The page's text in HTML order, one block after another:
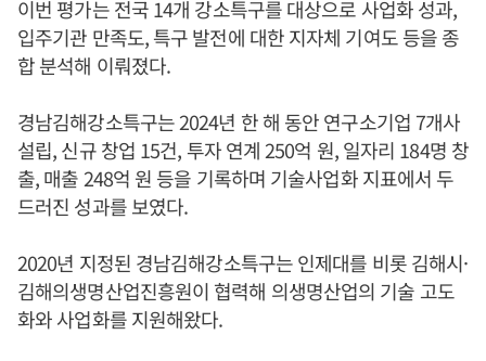
이번 평가는 전국 14개 강소특구를 대상으로 사업화 성과,
입주기관 만족도, 특구 발전에 대한 지자체 기여도 등을 종
합 분석해 이뤄졌다.
경남김해강소특구는 2024년 한 해 동안 연구소기업 7개사
설립, 신규 창업 15건, 투자 연계 250억 원, 일자리 184명 창
출, 매출 248억 원 등을 기록하며 기술사업화 지표에서 두
드러진 성과를 보였다.
2020년 지정된 경남김해강소특구는 인제대를 비롯 김해시·
김해의생명산업진흥원이 협력해 의생명산업의 기술 고도
화와 사업화를 지원해왔다.